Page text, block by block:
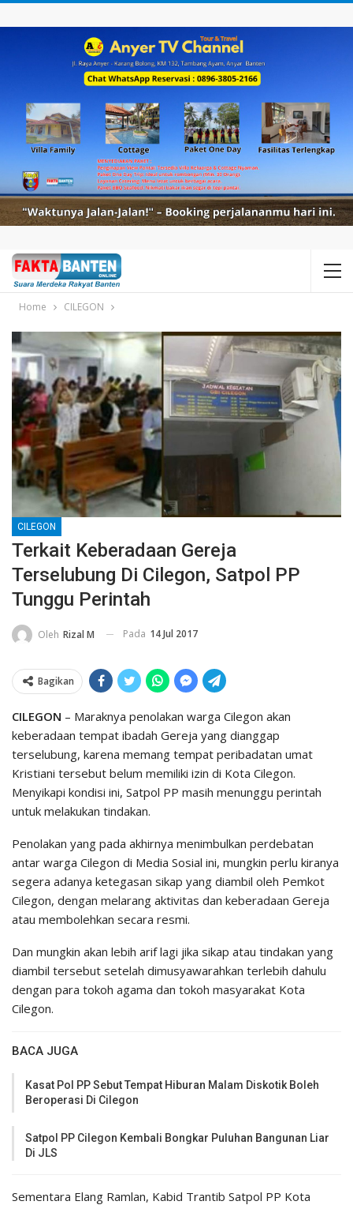
Home CILEGON
CILEGON
Terkait Keberadaan Gereja
Terselubung Di Cilegon, Satpol PP
Tunggu Perintah
Oleh Rizal M Pada 14 Jul 2017
Bagikan
CILEGON – Maraknya penolakan warga Cilegon akan
keberadaan tempat ibadah Gereja yang dianggap
terselubung, karena memang tempat peribadatan umat
Kristiani tersebut belum memiliki izin di Kota Cilegon.
Menyikapi kondisi ini, Satpol PP masih menunggu perintah
untuk melakukan tindakan.
Penolakan yang pada akhirnya menimbulkan perdebatan
antar warga Cilegon di Media Sosial ini, mungkin perlu kiranya
segera adanya ketegasan sikap yang diambil oleh Pemkot
Cilegon, dengan melarang aktivitas dan keberadaan Gereja
atau membolehkan secara resmi.
Dan mungkin akan lebih arif lagi jika sikap atau tindakan yang
diambil tersebut setelah dimusyawarahkan terlebih dahulu
dengan para tokoh agama dan tokoh masyarakat Kota
Cilegon.
BACA JUGA
Kasat Pol PP Sebut Tempat Hiburan Malam Diskotik Boleh
Beroperasi Di Cilegon
Satpol PP Cilegon Kembali Bongkar Puluhan Bangunan Liar
Di JLS
Sementara Elang Ramlan, Kabid Trantib Satpol PP Kota